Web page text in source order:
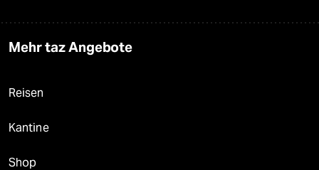
Mehr taz Angebote
Reisen
Kantine
Shop